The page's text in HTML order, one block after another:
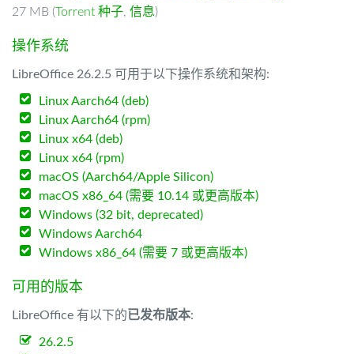
27 MB (Torrent 种子, 信息)
操作系统
LibreOffice 26.2.5 可用于以下操作系统和架构:
Linux Aarch64 (deb)
Linux Aarch64 (rpm)
Linux x64 (deb)
Linux x64 (rpm)
macOS (Aarch64/Apple Silicon)
macOS x86_64 (需要 10.14 或更高版本)
Windows (32 bit, deprecated)
Windows Aarch64
Windows x86_64 (需要 7 或更高版本)
可用的版本
LibreOffice 有以下的已发布版本:
26.2.5